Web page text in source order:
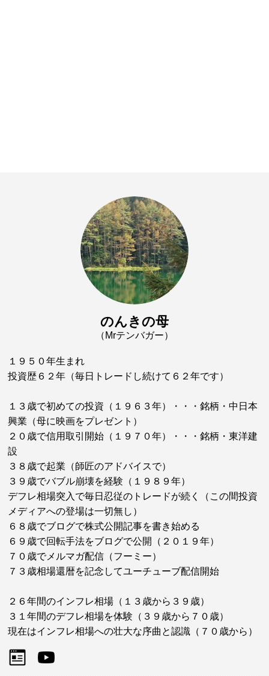
のんきの母
（Mrテンバガー）
１９５０年生まれ
投資歴６２年（毎日トレードし続けて６２年です）
１３歳で初めての投資（１９６３年）・・・銘柄・中日本
興業（母に映画をプレゼント）
２０歳で信用取引開始（１９７０年）・・・銘柄・東洋建
設
３８歳で起業（師匠のアドバイスで）
３９歳でバブル崩壊を経験（１９８９年）
デフレ相場突入で毎日忍従のトレードが続く（この間投資
メディアへの登場は一切無し）
６８歳でブログで株式公開記事を書き始める
６９歳で回転手法をブログで公開（２０１９年）
７０歳でメルマガ配信（フーミー）
７３歳相場還暦を記念してユーチューブ配信開始
２６年間のインフレ相場（１３歳から３９歳）
３１年間のデフレ相場を体験（３９歳から７０歳）
現在はインフレ相場への壮大な序曲と認識（７０歳から）